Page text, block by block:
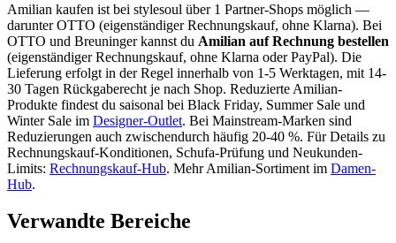
Amilian kaufen ist bei stylesoul über 1 Partner-Shops möglich —
darunterOTTO (eigenständiger Rechnungskauf, ohne Klarna). Bei
OTTO und Breuninger kannst du Amilian auf Rechnung bestellen
(eigenständiger Rechnungskauf, ohne Klarna oder PayPal). Die
Lieferung erfolgt in der Regel innerhalb von 1-5 Werktagen, mit 14-
30 Tagen Rückgaberecht je nach Shop. Reduzierte Amilian-
Produkte findest du saisonal bei Black Friday, Summer Sale und
Winter Sale im Designer-Outlet. Bei Mainstream-Marken sind
Reduzierungen auch zwischendurch häufig 20-40 %. Für Details zu
Rechnungskauf-Konditionen, Schufa-Prüfung und Neukunden-
Limits: Rechnungskauf-Hub. MehrAmilian-Sortiment im Damen-
Hub.
Verwandte Bereiche